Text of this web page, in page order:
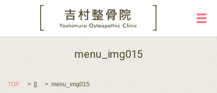
メ
menu_img015
TOP [] menu_img015